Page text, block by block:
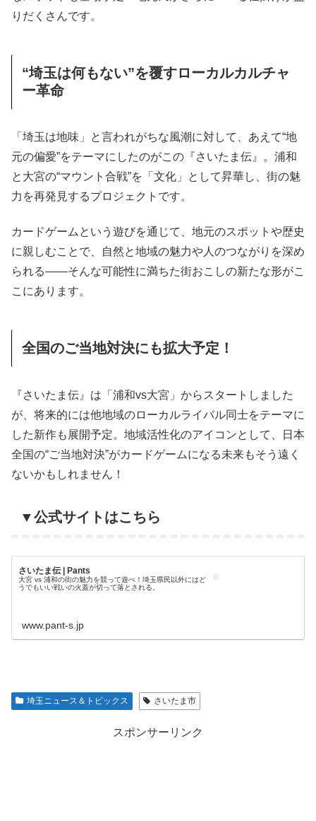
りだくさんです。
“埼玉は何もない”を覆すローカルカルチャ
ー革命
「埼玉は地味」と言われがちな風潮に対して、あえて“地
元の偏愛”をテーマにしたのがこの『さいたま伝』。浦和
と大宮の“マウント合戦”を「文化」として昇華し、街の魅
力を再発見するプロジェクトです。
カードゲームという遊びを通じて、地元のスポットや歴史
に親しむことで、自然と地域の魅力や人のつながりを深め
られる――そんな可能性に満ちた街おこしの新たな形がこ
こにあります。
全国のご当地対決にも拡大予定！
『さいたま伝』は「浦和vs大宮」からスタートしました
が、将来的には他地域のローカルライバル同士をテーマに
した新作も展開予定。地域活性化のアイコンとして、日本
全国の“ご当地対決”がカードゲームになる未来もそう遠く
ないかもしれません！
▼公式サイトはこちら
さいたま伝 | Pants
大宮 vs 浦和の街の魅力を競って遊べ！​埼玉県民以外にはど
うでもいい戦いの火蓋が切って落とされる。
www.pant-s.jp
埼玉ニュース＆トピックス さいたま市
スポンサーリンク